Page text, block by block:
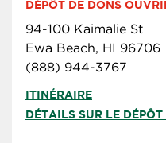
DÉPÔT DE DONS
94-100 Kaimalie St
Ewa Beach, HI 96706
(888) 944-3767
ITINÉRAIRE
DÉTAILS SUR LE